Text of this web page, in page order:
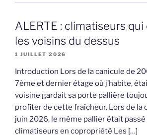
ALERTE : climatiseurs
les voisins du dessus
1 JUILLET 2026
Introduction Lors de la canicule de
7ème et dernier étage où j’habite,
voisine gardait sa porte pallière
profiter de cette fraîcheur. Lors de la
juin 2026, le même pallier était passé
climatiseurs en copropriété Les […]